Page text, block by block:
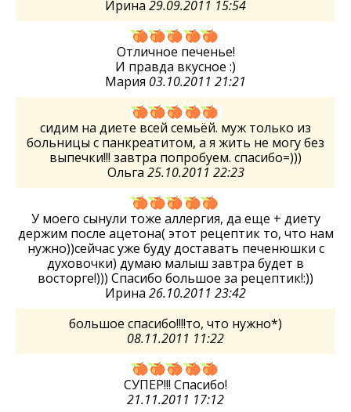
Ирина 29.09.2011 15:54
Отличное печенье!
И правда вкусное :)
Мария 03.10.2011 21:21
сидим на диете всей семьёй. муж только из
больницы с панкреатитом, а я жить не могу без
выпечки!!! завтра попробуем. спасибо=)))
Ольга 25.10.2011 22:23
У моего сынули тоже аллергия, да еще + диету
держим после ацетона( этот рецептик то, что нам
нужно))сейчас уже буду доставать печенюшки с
духовочки) думаю малыш завтра будет в
восторге!))) Спасибо большое за рецептик!:))
Ирина 26.10.2011 23:42
большое спасибо!!!!то, что нужно*)
08.11.2011 11:22
СУПЕР!!! Спасибо!
21.11.2011 17:12